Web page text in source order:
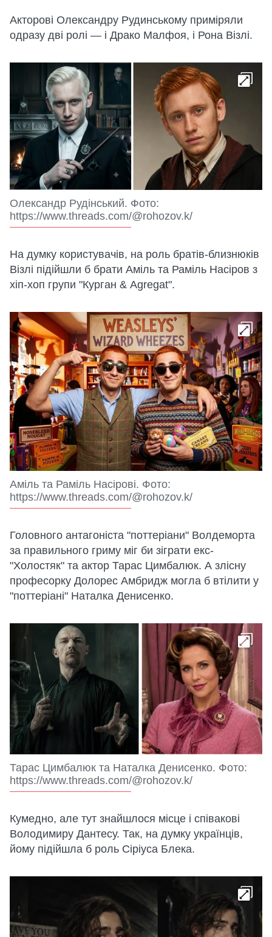
Акторові Олександру Рудинському приміряли
одразу дві ролі — і Драко Малфоя, і Рона Візлі.
Олександр Рудінський. Фото:
https://www.threads.com/@rohozov.k/
На думку користувачів, на роль братів-близнюків
Візлі підійшли б брати Аміль та Раміль Насіров з
хіп-хоп групи "Курган & Agregat".
Аміль та Раміль Насірові. Фото:
https://www.threads.com/@rohozov.k/
Головного антагоніста "поттеріани" Волдеморта
за правильного гриму міг би зіграти екс-
"Холостяк" та актор Тарас Цимбалюк. А злісну
професорку Долорес Амбридж могла б втілити у
"поттеріані" Наталка Денисенко.
Тарас Цимбалюк та Наталка Денисенко. Фото:
https://www.threads.com/@rohozov.k/
Кумедно, але тут знайшлося місце і співакові
Володимиру Дантесу. Так, на думку українців,
йому підійшла б роль Сіріуса Блека.